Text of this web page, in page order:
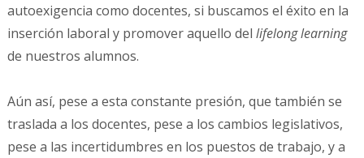
autoexigencia como docentes, si buscamos el éxito en la
inserción laboral y promover aquello del lifelong learning
de nuestros alumnos.
Aún así, pese a esta constante presión, que también se
traslada a los docentes, pese a los cambios legislativos,
pese a las incertidumbres en los puestos de trabajo, y a